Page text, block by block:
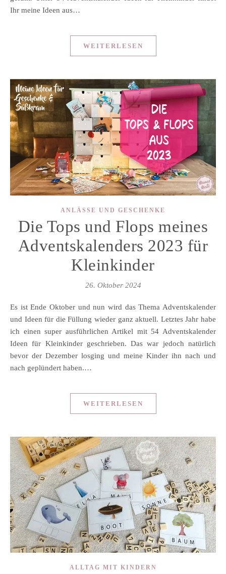
Ihr meine Ideen aus…
WEITERLESEN
ANLÄSSE UND GESCHENKE
Die Tops und Flops meines
Adventskalenders 2023 für
Kleinkinder
26. Oktober 2024
Es ist Ende Oktober und nun wird das Thema Adventskalender
und Ideen für die Füllung wieder ganz aktuell. Letztes Jahr habe
ich einen super ausführlichen Artikel mit 54 Adventskalender
Ideen für Kleinkinder geschrieben. Das war jedoch natürlich
bevor der Dezember losging und meine Kinder ihn nach und
nach geplündert haben.…
WEITERLESEN
ALLTAG MIT KINDERN